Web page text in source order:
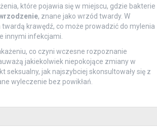
które pojawia się w miejscu, gdzie bakterie
, znane jako wrzód twardy. W
krawędź, co może prowadzić do mylenia
innymi infekcjami.
co czyni wczesne rozpoznanie
jakiekolwiek niepokojące zmiany w
seksualny, jak najszybciej skonsultowały się z
wyleczenie bez powikłań.